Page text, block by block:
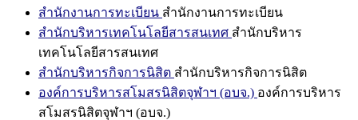
สำนักงานการทะเบียน สำนักงานการทะเบียน
สำนักบริหารเทคโนโลยีสารสนเทศ สำนักบริหาร
เทคโนโลยีสารสนเทศ
สำนักบริหารกิจการนิสิต สำนักบริหารกิจการนิสิต
องค์การบริหารสโมสรนิสิตจุฬาฯ (อบจ.) องค์การบริหาร
สโมสรนิสิตจุฬาฯ (อบจ.)